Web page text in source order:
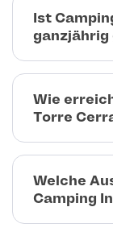
Ist
Wie
Torre
Welche
Camping